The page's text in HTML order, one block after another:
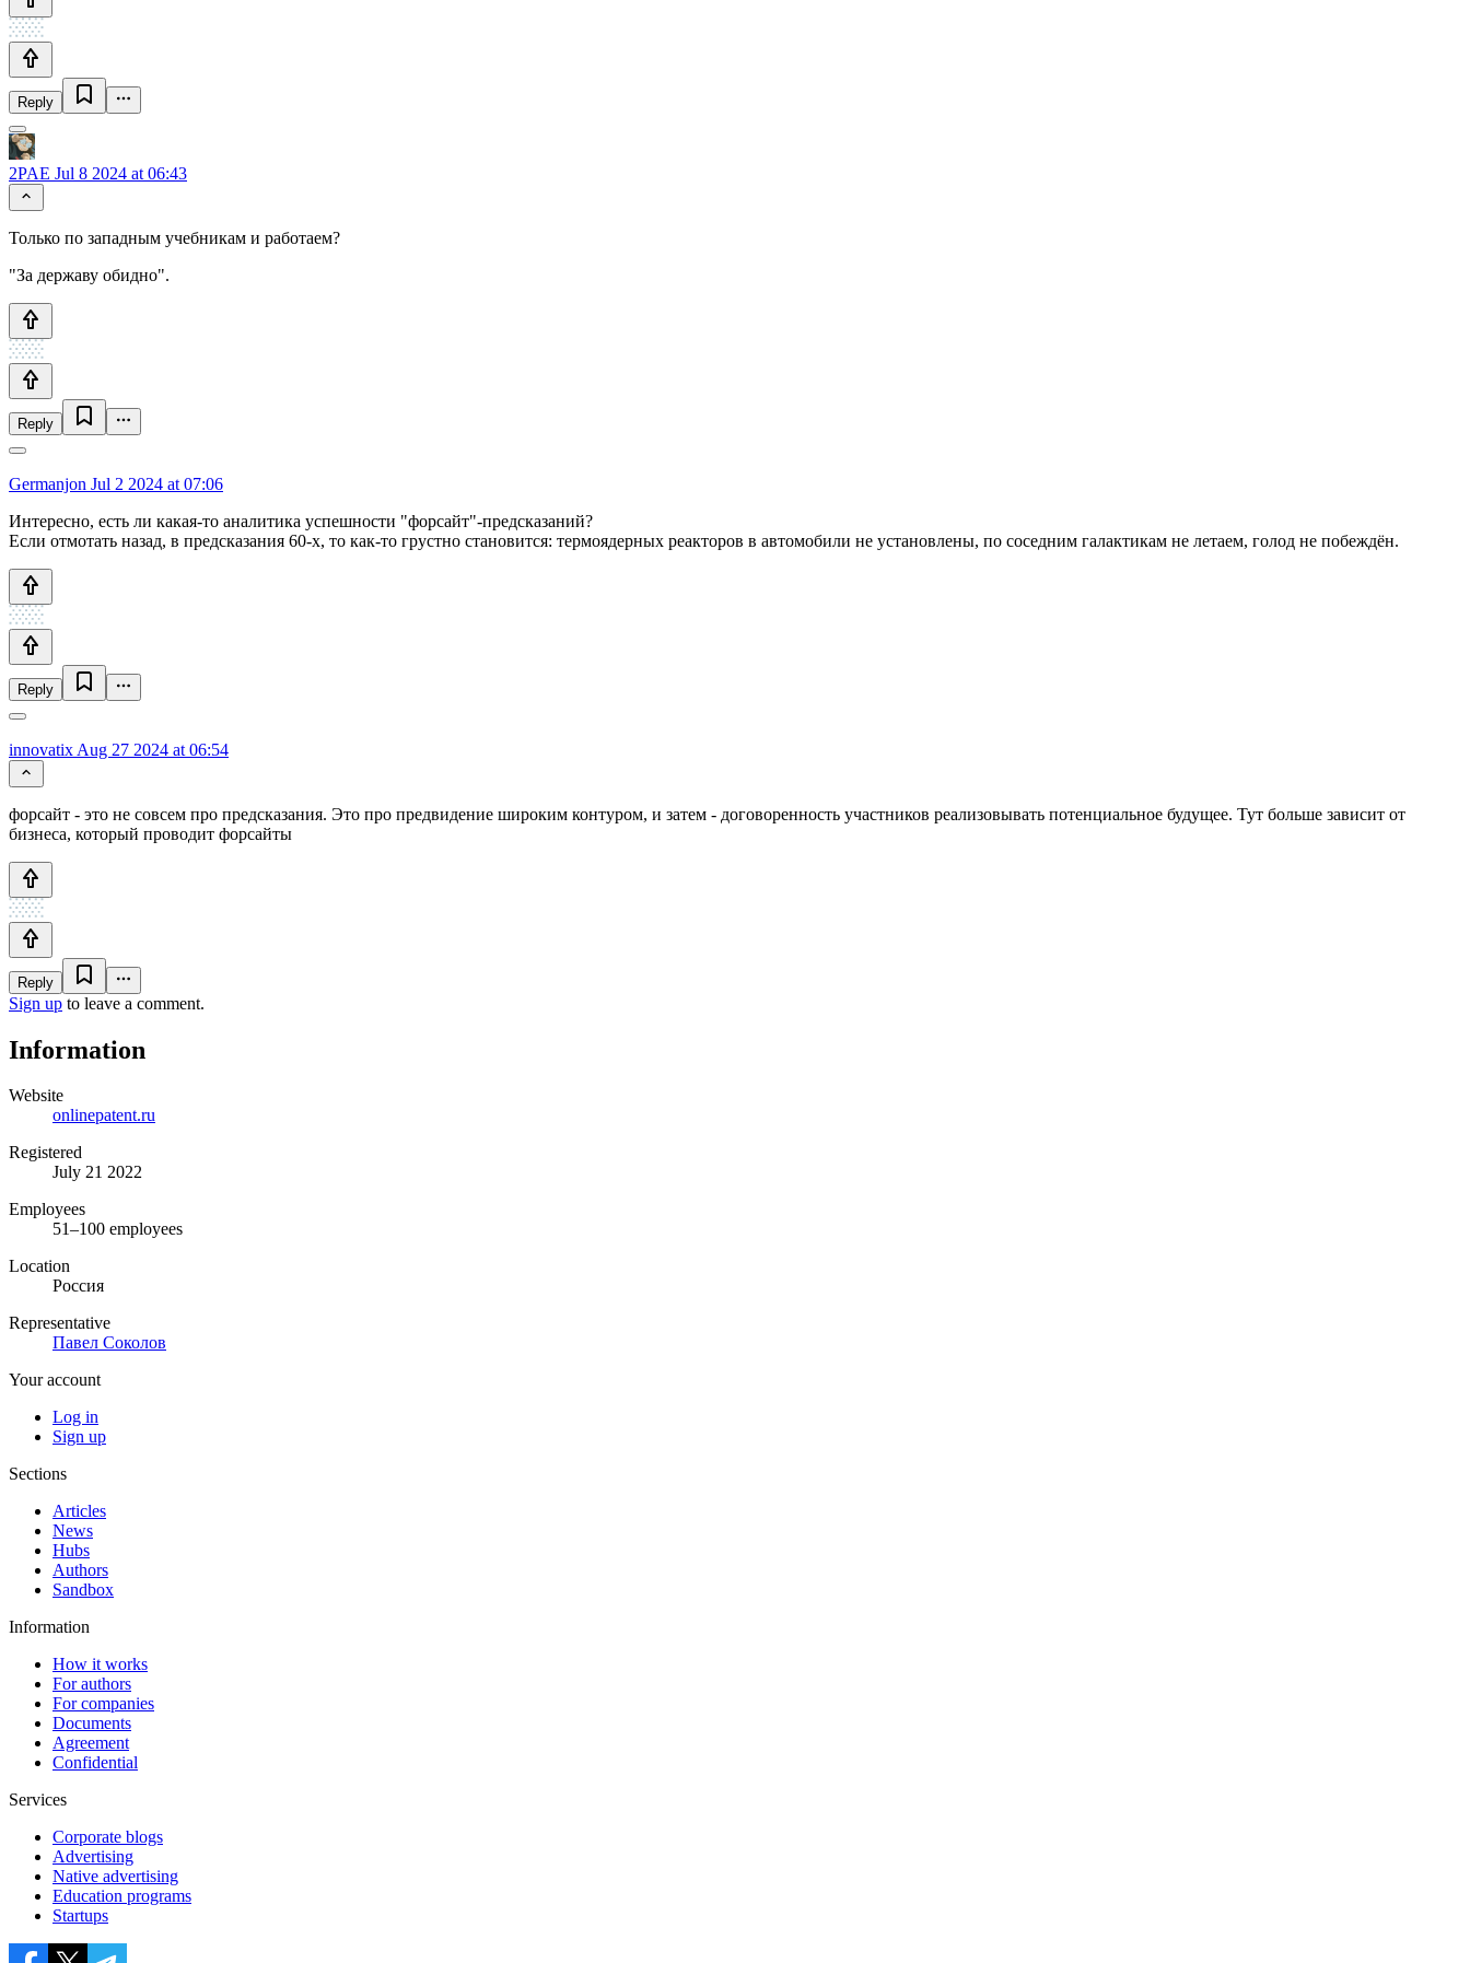
Reply
2PAE Jul 8 2024 at 06:43
Только по западным учебникам и работаем?
"За державу обидно".
Reply
Germanjon Jul 2 2024 at 07:06
Интересно, есть ли какая-то аналитика успешности "форсайт"-предсказаний?
Если отмотать назад, в предсказания 60-х, то как-то грустно становится: термоядерных реакторов в автомобили не установлены, по соседним галактикам не летаем, голод не побеждён.
Reply
innovatix Aug 27 2024 at 06:54
форсайт - это не совсем про предсказания. Это про предвидение широким контуром, и затем - договоренность участников реализовывать потенциальное будущее. Тут больше зависит от
бизнеса, который проводит форсайты
Reply
Sign up to leave a comment.
Information
Website
onlinepatent.ru
Registered
July 21 2022
Employees
51–100 employees
Location
Россия
Representative
Павел Соколов
Your account
Log in
Sign up
Sections
Articles
News
Hubs
Authors
Sandbox
Information
How it works
For authors
For companies
Documents
Agreement
Confidential
Services
Corporate blogs
Advertising
Native advertising
Education programs
Startups